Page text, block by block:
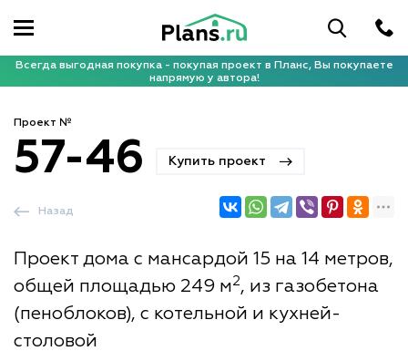
Всегда выгодная покупка - покупая проект в Планс, Вы покупаете
напрямую у автора!
Проект №
57-46 Купить проект
Проект дома с мансардой 15 на 14 метров,
общей площадью 249 м2, из газобетона
(пеноблоков), с котельной и кухней-
столовой
Назад